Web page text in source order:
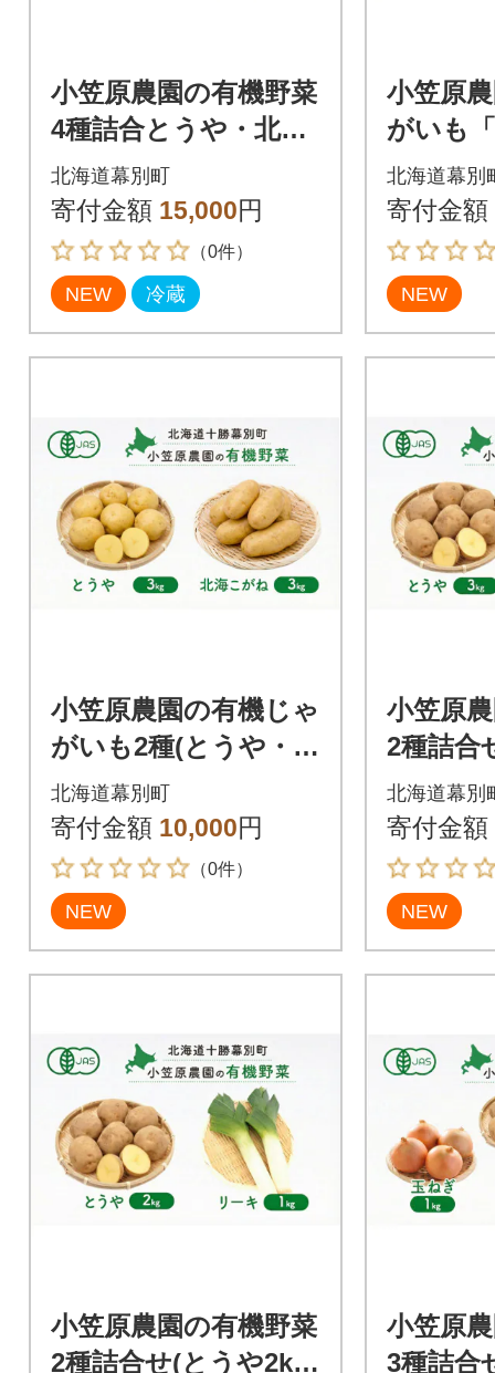
小笠原農園の有機野菜
4種詰合とうや・北海
こがね・玉ねぎ・リ
ーキ《秋出荷先行予
約》[53690960]
北海道幕別町
寄付金額 15,000円
（0件）
NEW 冷蔵
小笠原
がいも
《秋出
3691396]
北海道幕別
寄付金額
NEW
小笠原農園の有機じゃ
がいも2種(とうや・北
海こがね)各3kg《秋出
荷先行予約》[5369140
0]
北海道幕別町
寄付金額 10,000円
（0件）
NEW
小笠原
2種詰合
ねぎ)各
行予約
北海道幕別
寄付金額
NEW
小笠原農園の有機野菜
2種詰合せ(とうや2k
小笠原
3種詰合